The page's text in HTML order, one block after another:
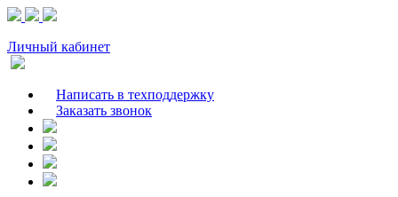
Личный кабинет
Написать в техподдержку
Заказать звонок